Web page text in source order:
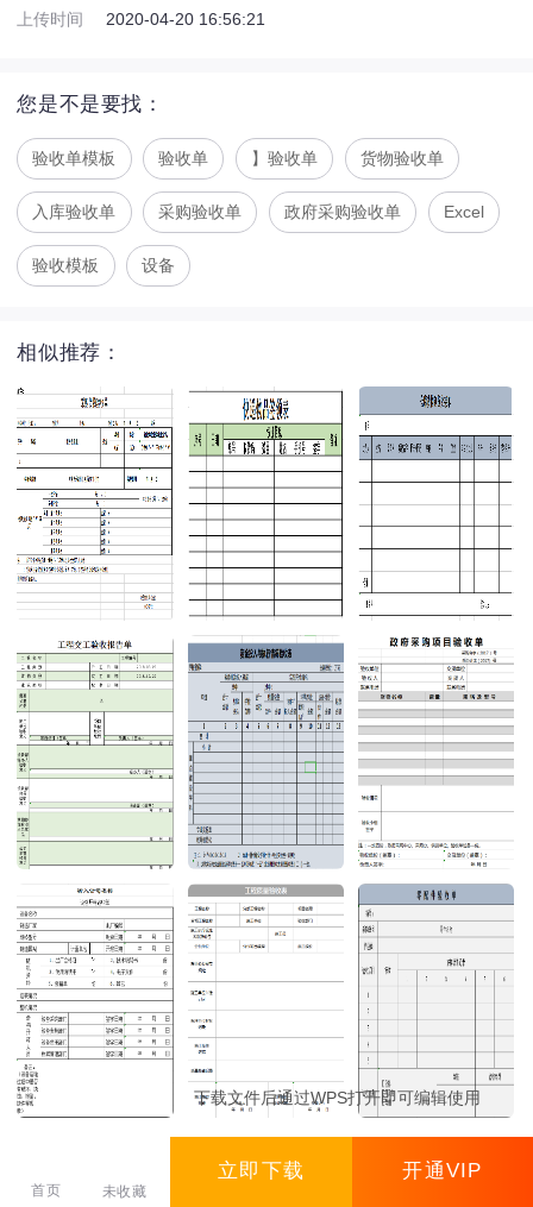
上传时间
2020-04-20 16:56:21
您是不是要找：
验收单模板 验收单 】验收单 货物验收单
入库验收单 采购验收单 政府采购验收单 Excel
验收模板 设备
相似推荐：
首页 未收藏
立即下载 开通VIP
下载文件后通过WPS打开即可编辑使用